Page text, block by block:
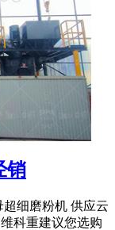
销
细磨粉机 供应云
科重建议您选购